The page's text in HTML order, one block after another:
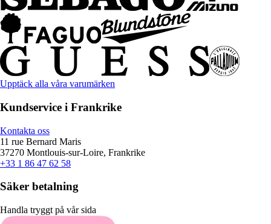
Upptäck alla våra varumärken
Kundservice i Frankrike
Kontakta oss
11 rue Bernard Maris
37270 Montlouis-sur-Loire, Frankrike
+33 1 86 47 62 58
Säker betalning
Handla tryggt på vår sida